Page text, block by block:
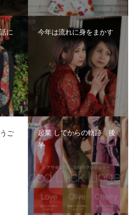
に
今年は流れに身をまかす
ご
起業 してからの軌跡 後
半